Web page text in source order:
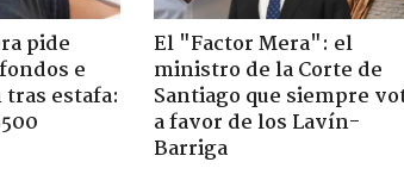
pide
e
estafa:
El "Factor Mera": el
ministro de la Corte de
Santiago que siempre
a favor de los Lavín-
Barriga